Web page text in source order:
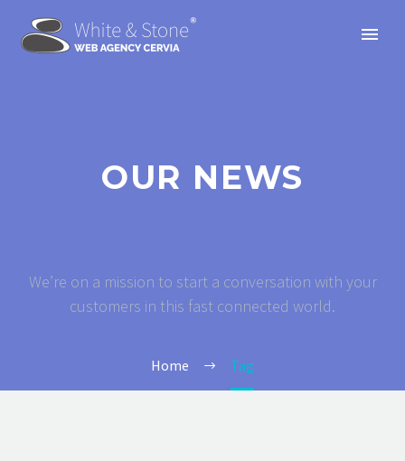
OUR NEWS
We’re on a mission to start a conversation with your
customers in this fast connected world.
Home Tag